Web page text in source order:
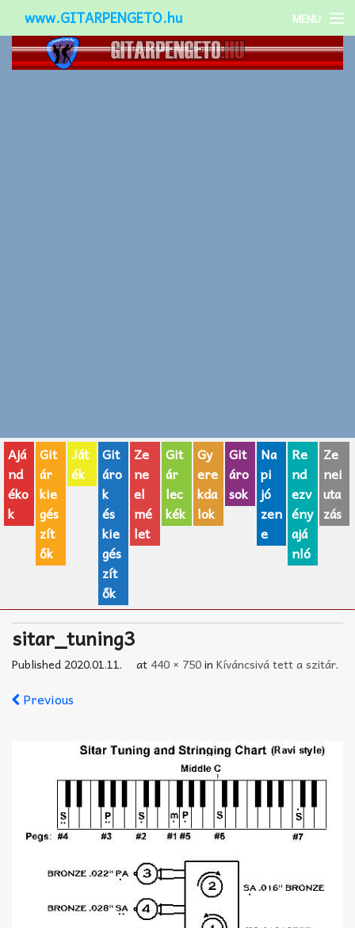
www.GITARPENGETO.hu MENU
Népszerű-
AJÁNDÉK ÖTLETEK
Vicces
GITÁR MÁRKÁK
TOP100 nóta
Zeneiskolák
Improvizáció
Ajá
nd
éko
k
Git
ár
kie
gés
zít
ők
Ját
ék
Git
áro
k
és
kie
gés
zít
ők
Ze
ne
el
mé
let
Git
ár
lec
kék
Gy
ere
kda
lok
Git
áro
sok
Na
pi
jó
zen
e
Re
nd
ezv
ény
ajá
nló
Ze
nei
uta
zás
sitar_tuning3
Published 2020.01.11. at 440 × 750in Kíváncsivá tett a szitár.
Previous